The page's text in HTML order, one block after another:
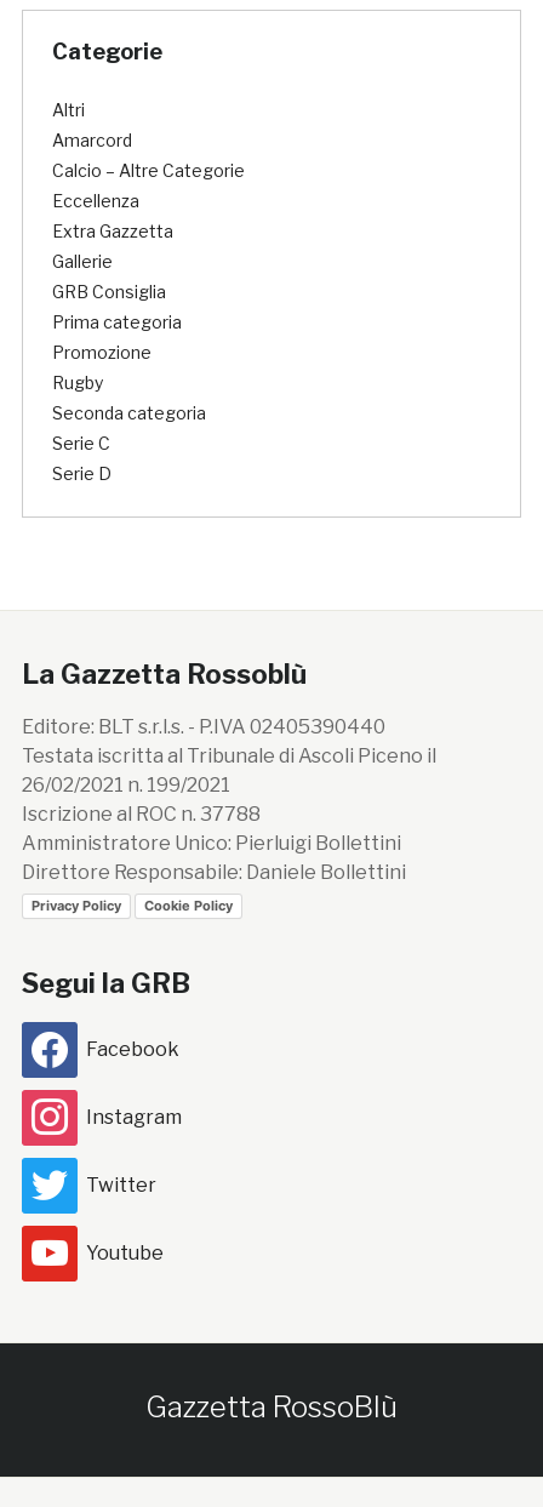
Categorie
Altri
Amarcord
Calcio – Altre Categorie
Eccellenza
Extra Gazzetta
Gallerie
GRB Consiglia
Prima categoria
Promozione
Rugby
Seconda categoria
Serie C
Serie D
La Gazzetta Rossoblù
Editore: BLT s.r.l.s. - P.IVA 02405390440
Testata iscritta al Tribunale di Ascoli Piceno il
26/02/2021 n. 199/2021
Iscrizione al ROC n. 37788
Amministratore Unico: Pierluigi Bollettini
Direttore Responsabile: Daniele Bollettini
Privacy Policy Cookie Policy
Segui la GRB
Facebook
Instagram
Twitter
Youtube
Gazzetta RossoBlù